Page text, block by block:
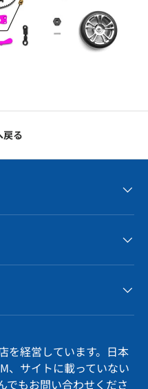
戻る
を経営しています。日本
、サイトに載っていない
でもお問い合わせくださ